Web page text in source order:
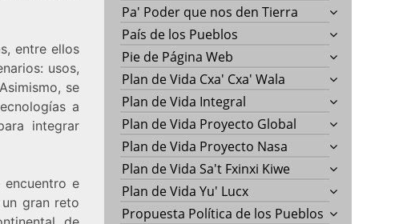
entre ellos
usos,
se
a
integrar
e
gran reto
Pa' Poder que nos den Tierra
País de los Pueblos
Pie de Página Web
Plan de Vida Cxa' Cxa' Wala
Plan de Vida Integral
Plan de Vida Proyecto Global
Plan de Vida Proyecto Nasa
Plan de Vida Sa't Fxinxi Kiwe
Plan de Vida Yu' Lucx
Propuesta Política de los Pueblos